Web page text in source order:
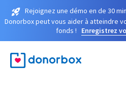
Rejoignez une démo en de 30
Donorbox peut vous aider à atteindre
fonds !
Enregistrez